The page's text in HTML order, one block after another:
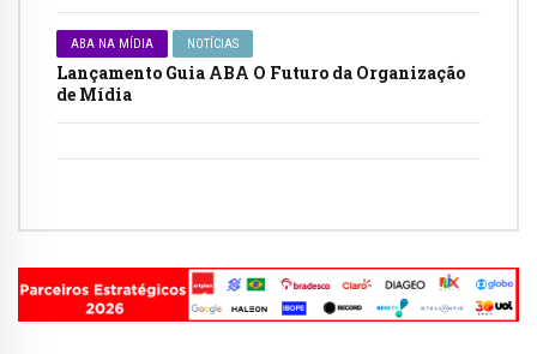
ABA NA MÍDIA NOTÍCIAS
Lançamento Guia ABA O Futuro da Organização
de Mídia